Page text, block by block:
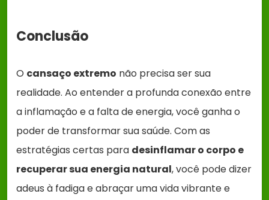
Conclusão
O cansaço extremo não precisa ser sua
realidade. Ao entender a profunda conexão entre
a inflamação e a falta de energia, você ganha o
poder de transformar sua saúde. Com as
estratégias certas para desinflamar o corpo e
recuperar sua energia natural, você pode dizer
adeus à fadiga e abraçar uma vida vibrante e